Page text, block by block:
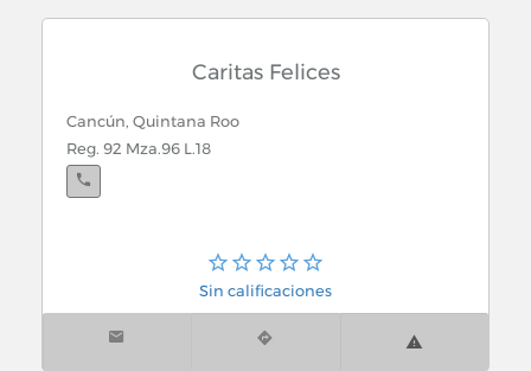
Caritas Felices
Cancún, Quintana Roo
Reg. 92 Mza.96 L.18
Sin calificaciones